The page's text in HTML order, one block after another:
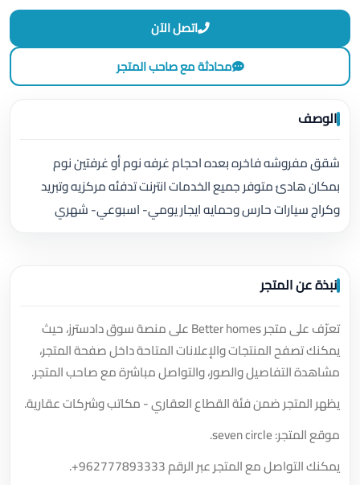
اتصل الآن
محادثة مع صاحب المتجر
الوصف
شقق مفروشه فاخره بعده احجام غرفه نوم أو غرفتين نوم
بمكان هادئ متوفر جميع الخدمات انترنت تدفئه مركزيه وتبريد
وكراج سيارات حارس وحمايه ايجار يومي- اسبوعي- شهري
نبذة عن المتجر
تعرّف على متجر Better homes على منصة سوق دادسترز، حيث
يمكنك تصفح المنتجات والإعلانات المتاحة داخل صفحة المتجر،
مشاهدة التفاصيل والصور، والتواصل مباشرة مع صاحب المتجر.
يظهر المتجر ضمن فئة القطاع العقاري - مكاتب وشركات عقارية.
موقع المتجر: seven circle.
يمكنك التواصل مع المتجر عبر الرقم+962777893333
.